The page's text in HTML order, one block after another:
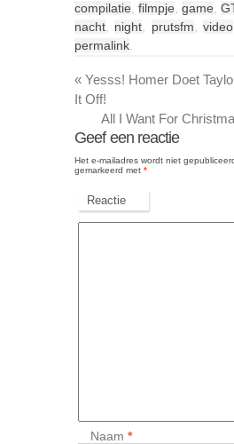
compilatie filmpje game
nacht
night prutsfm ,video
permalink
« Yesss! Homer Doet
It Off!
All I Want For
Geef een reactie
Het e-mailadres wordt niet
gemarkeerd met *
Reactie
Naam*